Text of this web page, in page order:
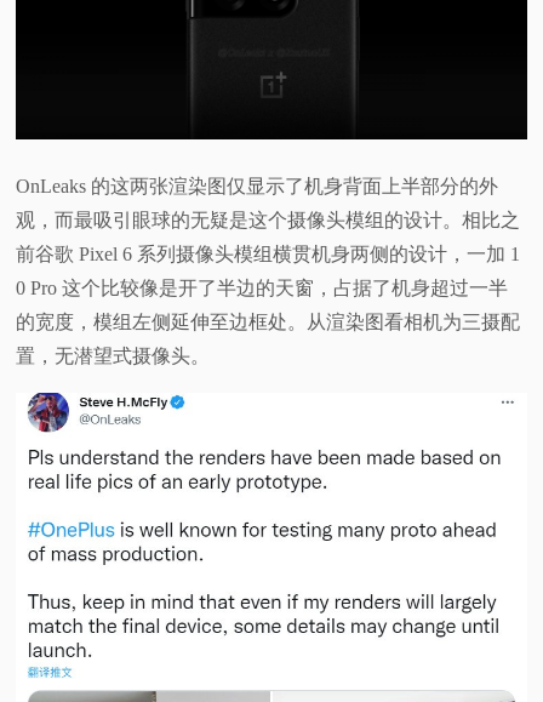
专
题
OnLeaks 的这两张渲染图仅显示了机身背面上半部分的外
观，而最吸引眼球的无疑是这个摄像头模组的设计。相比之
前谷歌 Pixel 6 系列摄像头模组横贯机身两侧的设计，一加 1
0 Pro 这个比较像是开了半边的天窗，占据了机身超过一半
的宽度，模组左侧延伸至边框处。从渲染图看相机为三摄配
置，无潜望式摄像头。